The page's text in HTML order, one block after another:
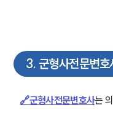
3. 군형사전문변
🔗군형사전문변호사는